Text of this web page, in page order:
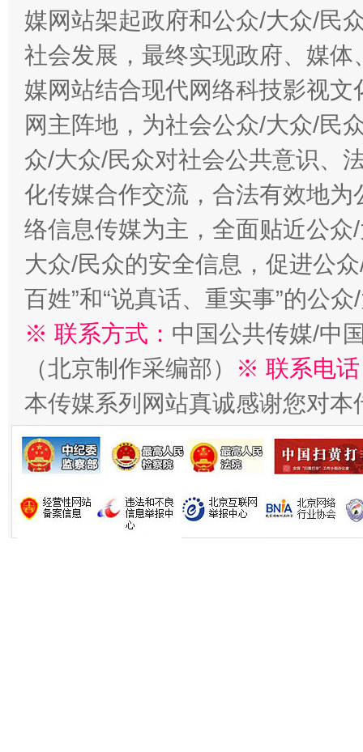
习近平的博鳌关键词
“刷贴”乱象丛生
生
媒网站架起政府和公众/大众/民
社会发展，最终实现政府、媒
媒网站结合现代网络科技影视
网主阵地，为社会公众/大众/民
众/大众/民众对社会公共意识、
化传媒合作交流，合法有效地
络信息传媒为主，全面贴近公
大众/民众的安全信息，促进公
百姓”和“说真话、重实事”的公
※ 联系方式： 中国公共传媒/中
（北京制作采编部）
※ 联系电
本传媒系列网站真诚感谢您对